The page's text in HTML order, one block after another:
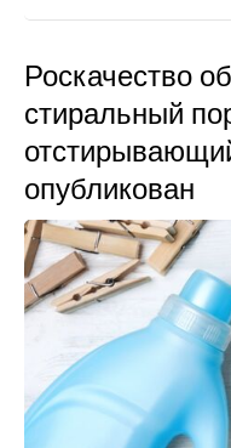
Роскачество
стиральный
опубликован